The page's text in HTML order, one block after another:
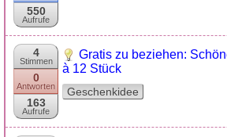
550
Aufrufe
4
Stimmen
0
Antworten
163
Aufrufe
Gratis zu beziehen:
à 12 Stück
Geschenkidee